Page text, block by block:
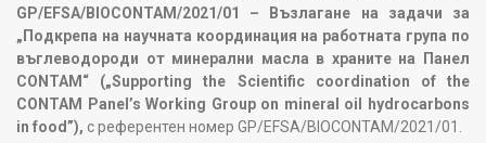
GP/EFSA/BIOCONTAM/2021/01 – Възлагане на задачи за
„Подкрепа на научната координация на работната група по
въглеводороди от минерални масла в храните на Панел
CONTAM“ („Supporting the Scientific coordination of the
CONTAM Panel’s Working Group on mineral oil hydrocarbons
in food”), с референтен номер GP/EFSA/BIOCONTAM/2021/01.